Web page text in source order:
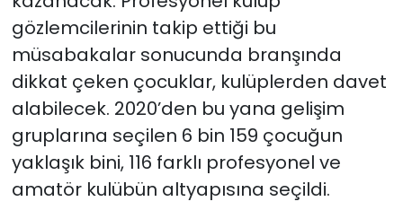
gözlemcilerinin takip ettiği bu
müsabakalar sonucunda branşında
dikkat çeken çocuklar, kulüplerden davet
alabilecek. 2020’den bu yana gelişim
gruplarına seçilen 6 bin 159 çocuğun
yaklaşık bini, 116 farklı profesyonel ve
amatör kulübün altyapısına seçildi.